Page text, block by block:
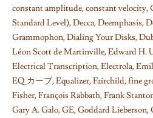
constant amplitude,constant velocity,
Standard Level),Decca,Deemphasis,
Grammophon,Dialing Your Disks,
Léon Scott de Martinville,Edward H.
Electrical Transcription,Electrola,
EQ カーブ,Equalizer,Fairchild,fine
Fisher,François Rabbath,Frank
Gary A. Galo,GE,Goddard Lieberson,